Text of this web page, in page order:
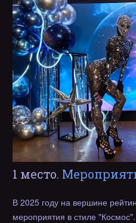
1 место.
В 2025 году на вершине
мероприятия в стиле